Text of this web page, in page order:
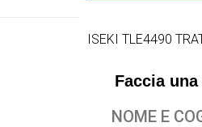
ISEKI TLE4490
Faccia